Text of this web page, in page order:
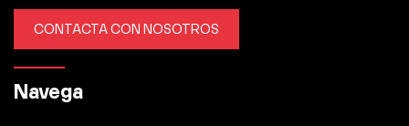
CONTACTA CON NOSOTROS
Navega